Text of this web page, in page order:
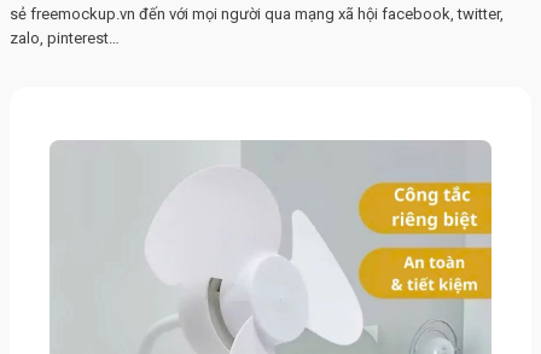
sẻ freemockup.vn đến với mọi người qua mạng xã hội facebook, twitter,
zalo, pinterest…